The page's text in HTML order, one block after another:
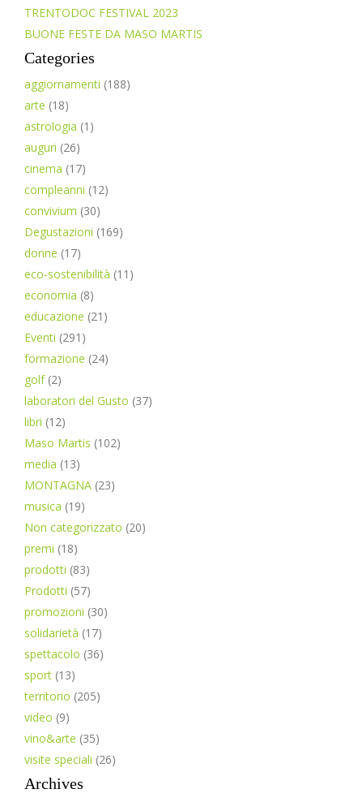
TRENTODOC FESTIVAL 2023
BUONE FESTE DA MASO MARTIS
Categories
aggiornamenti (188)
arte (18)
astrologia (1)
auguri (26)
cinema (17)
compleanni (12)
convivium (30)
Degustazioni (169)
donne (17)
eco-sostenibilità (11)
economia (8)
educazione (21)
Eventi (291)
formazione (24)
golf(2)
laboratori del Gusto (37)
libri (12)
Maso Martis (102)
media (13)
MONTAGNA (23)
musica (19)
Non categorizzato (20)
premi (18)
prodotti (83)
Prodotti (57)
promozioni (30)
solidarietà (17)
spettacolo (36)
sport (13)
territorio (205)
video (9)
vino&arte (35)
visite speciali (26)
Archives